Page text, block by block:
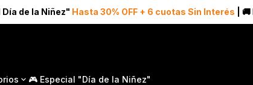
de la Niñez" Hasta 30% OFF + 6 cuotas Sin Interés | 🚚
🎮 Especial "Día de la Niñez"